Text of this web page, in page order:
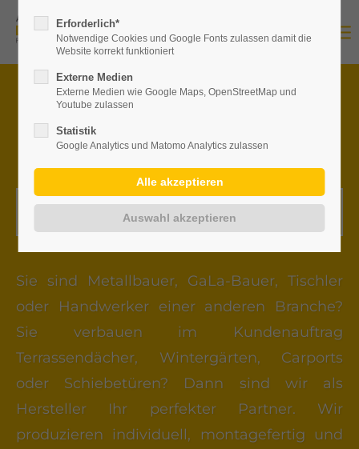
PARTNER WERDEN
LOHNT SICH …
Jetzt kostenfrei anmelden!
Sie sind Metallbauer, GaLa-Bauer, Tischler
oder Handwerker einer anderen Branche?
Sie verbauen im Kundenauftrag
Terrassendächer, Wintergärten, Carports
oder Schiebetüren? Dann sind wir als
Hersteller Ihr perfekter Partner. Wir
produzieren individuell, montagefertig und
Erforderlich*
Notwendige Cookies und Google Fonts zulassen damit die
Website korrekt funktioniert
Externe Medien
Externe Medien wie Google Maps, OpenStreetMap und
Youtube zulassen
Statistik
Google Analytics und Matomo Analytics zulassen